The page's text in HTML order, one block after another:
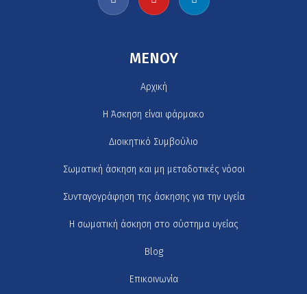
MENOY
Αρχική
H Άσκηση είναι φάρμακο
Διοικητικό Συμβούλιο
Σωματική άσκηση και μη μεταδοτικές νόσοι
Συνταγογράφηση της άσκησης για την υγεία
Η σωματική άσκηση στο σύστημα υγείας
Blog
Επικοινωνία